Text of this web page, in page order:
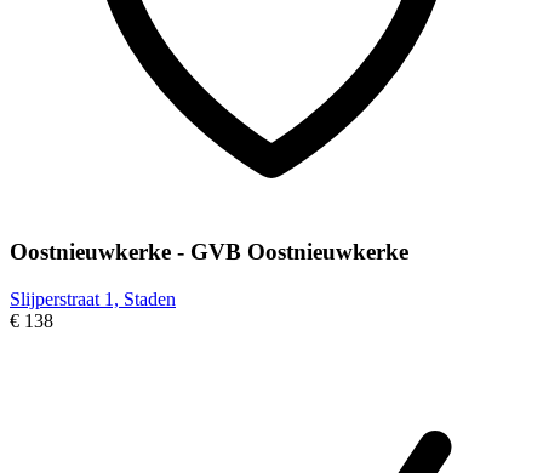
Oostnieuwkerke - GVB Oostnieuwkerke
Slijperstraat 1, Staden
€ 138